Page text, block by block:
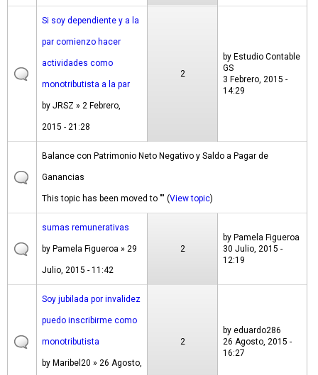
Si soy dependiente y a la
par comienzo hacer
actividades como
monotributista a la par
by JRSZ » 2 Febrero,
2015 - 21:28
2
by Estudio Contable
GS
3 Febrero, 2015 -
14:29
Balance con Patrimonio Neto Negativo y Saldo a Pagar de
Ganancias
This topic has been moved to "" (View topic)
sumas remunerativas
by Pamela Figueroa » 29
Julio, 2015 - 11:42
2
by Pamela Figueroa
30 Julio, 2015 -
12:19
Soy jubilada por invalidez
puedo inscribirme como
monotributista
by Maribel20 » 26 Agosto,
2
by eduardo286
26 Agosto, 2015 -
16:27